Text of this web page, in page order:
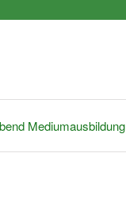
Mediumausbildung